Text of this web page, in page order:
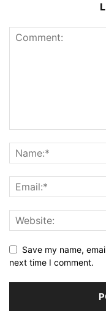
Save my name,
next time I comment.